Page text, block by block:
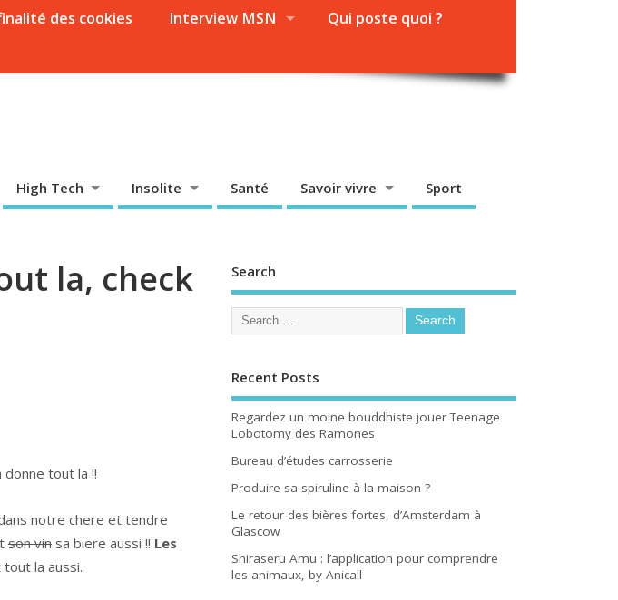
des cookies Interview MSN
Qui poste quoi ?
High Tech Insolite Santé Savoir vivre Sport
la, check
tout la !!
notre chere et tendre
son vin sa biere aussi !! Les
la aussi.
Search
Recent Posts
Regardez un moine bouddhiste jouer Teenage
Lobotomy des Ramones
Bureau d’études carrosserie
Produire sa spiruline à la maison ?
Le retour des bières fortes, d’Amsterdam à
Glascow
Shiraseru Amu : l’application pour comprendre
les animaux, by Anicall